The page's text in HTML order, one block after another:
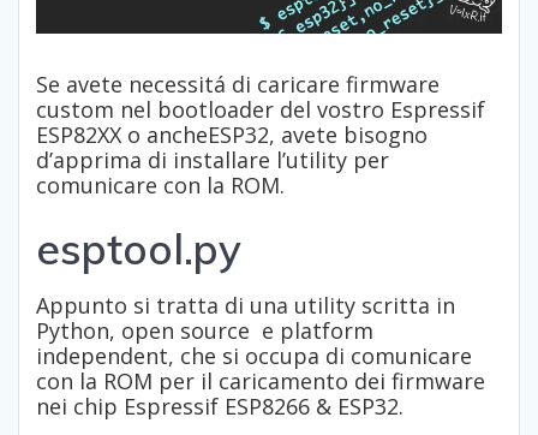
Se avete necessitá di caricare firmware
custom nel bootloader del vostro Espressif
ESP82XX o ancheESP32, avete bisogno
d’apprima di installare l’utility per
comunicare con la ROM.
esptool.py
Appunto si tratta di una utility scritta in
Python, open source e platform
independent, che si occupa di comunicare
con la ROM per il caricamento dei firmware
nei chip Espressif ESP8266 & ESP32.